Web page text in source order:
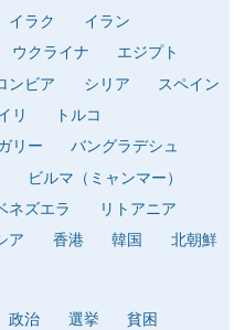
イラク
イラン
ウクライナ
エジプト
ンビア シリア
スペイン
リ
トルコ
リー
バングラデシュ
ビルマ（ミャンマー）
ネズエラ
リトアニア
ア 香港 韓国 北朝鮮
政治 選挙 貧困